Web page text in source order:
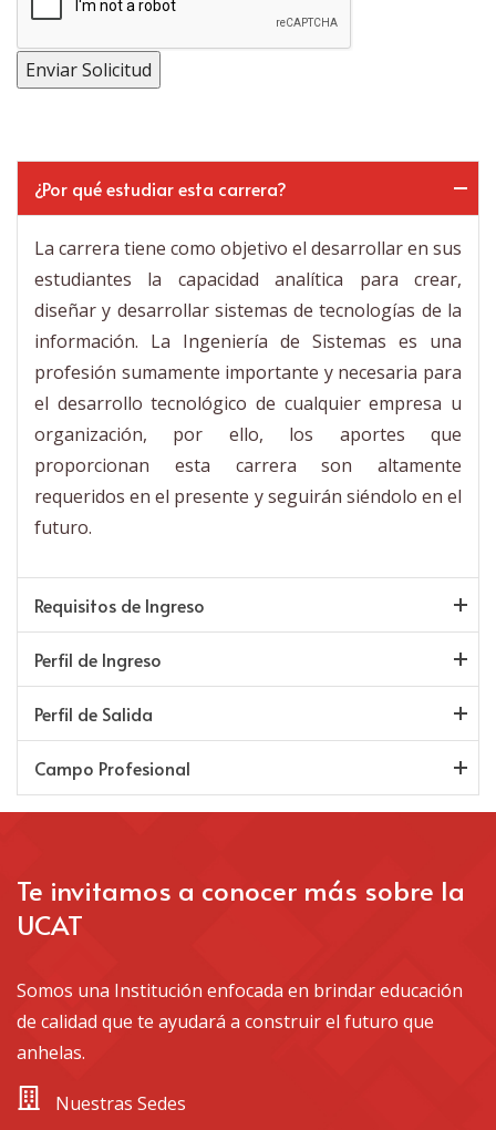
¿Por qué estudiar esta carrera?
La carrera tiene como objetivo el desarrollar en sus
estudiantes la capacidad analítica para crear,
diseñar y desarrollar sistemas de tecnologías de la
información. La Ingeniería de Sistemas es una
profesión sumamente importante y necesaria para
el desarrollo tecnológico de cualquier empresa u
organización, por ello, los aportes que
proporcionan esta carrera son altamente
requeridos en el presente y seguirán siéndolo en el
futuro.
Requisitos de Ingreso
Perfil de Ingreso
Perfil de Salida
Campo Profesional
Te invitamos a conocer más sobre la
UCAT
Somos una Institución enfocada en brindar educación
de calidad que te ayudará a construir el futuro que
anhelas.
Nuestras Sedes